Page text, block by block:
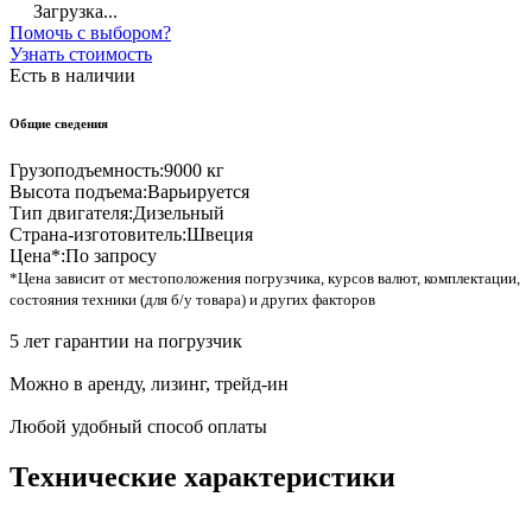
Загрузка...
Помочь с выбором?
Узнать стоимость
Есть в наличии
Общие сведения
Грузоподъемность:9000 кг
Высота подъема:Варьируется
Тип двигателя:Дизельный
Страна-изготовитель:Швеция
Цена*:По запросу
*Цена зависит от местоположения погрузчика, курсов валют, комплектации,
состояния техники (для б/у товара) и других факторов
5 лет гарантии на погрузчик
Можно в аренду, лизинг, трейд-ин
Любой удобный способ оплаты
Технические характеристики